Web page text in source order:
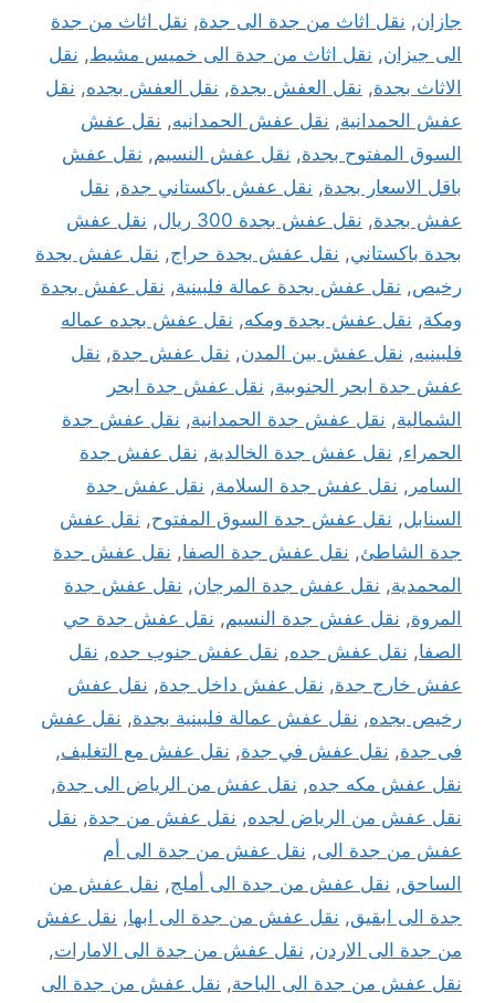
جازان, نقل اثاث من جدة الى جدة, نقل اثاث من جدة
الى جيزان, نقل اثاث من جدة الى خميس مشيط, نقل
الاثاث بجدة, نقل العفش بجدة, نقل العفش بجده, نقل
عفش الحمدانية, نقل عفش الحمدانيه, نقل عفش
السوق المفتوح بجدة, نقل عفش النسيم, نقل عفش
باقل الاسعار بجدة, نقل عفش باكستاني جدة, نقل
عفش بجدة, نقل عفش بجدة 300 ريال , نقل عفش
بجدة باكستاني, نقل عفش بجدة حراج, نقل عفش بجدة
رخيص, نقل عفش بجدة عمالة فلبينية, نقل عفش بجدة
ومكة, نقل عفش بجدة ومكه, نقل عفش بجده عماله
فلبينيه, نقل عفش بين المدن, نقل عفش جدة, نقل
عفش جدة ابحر الجنوبية, نقل عفش جدة ابحر
الشمالية, نقل عفش جدة الحمدانية, نقل عفش جدة
الحمراء, نقل عفش جدة الخالدية, نقل عفش جدة
السامر , نقل عفش جدة السلامة, نقل عفش جدة
السنابل, نقل عفش جدة السوق المفتوح, نقل عفش
جدة الشاطئ, نقل عفش جدة الصفا, نقل عفش جدة
المحمدية, نقل عفش جدة المرجان, نقل عفش جدة
المروة, نقل عفش جدة النسيم, نقل عفش جدة حي
الصفا, نقل عفش جده, نقل عفش جنوب جده, نقل
عفش خارج جدة, نقل عفش داخل جدة, نقل عفش
رخيص بجده, نقل عفش عمالة فلبينية بجدة, نقل عفش
فى جدة, نقل عفش في جدة, نقل عفش مع التغليف,
نقل عفش مكه جده, نقل عفش من الرياض الى جدة,
نقل عفش من الرياض لجده, نقل عفش من جدة, نقل
عفش من جدة الى, نقل عفش من جدة الى أم
الساحق, نقل عفش من جدة الى أملج, نقل عفش من
جدة الى ابقيق, نقل عفش من جدة الى ابها, نقل عفش
من جدة الى الاردن, نقل عفش من جدة الى الامارات,
نقل عفش من جدة الى الباحة, نقل عفش من جدة الى